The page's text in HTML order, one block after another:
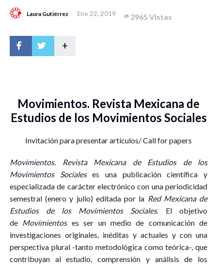
Laura Gutiérrez Ene 22, 2019 2965 Vistas
+
Movimientos. Revista Mexicana de
Estudios de los Movimientos Sociales
Invitación para presentar artículos/ Call for papers
Movimientos. Revista Mexicana de Estudios de los
Movimientos Socialeses una publicación científica y
especializada de carácter electrónico con una periodicidad
semestral (enero y julio) editada por la Red Mexicana de
Estudios de los Movimientos Sociales. El objetivo
de Movimientoses ser un medio de comunicación de
investigaciones originales, inéditas y actuales y con una
perspectiva plural -tanto metodológica como teórica-, que
contribuyan al estudio, comprensión y análisis de los